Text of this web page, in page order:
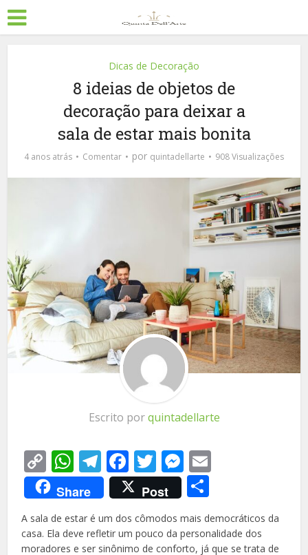
Dicas de Decoração
8 ideias de objetos de
decoração para deixar a
sala de estar mais bonita
4 anos atrás Comentar por quintadellarte 908 Visualizações
Escrito porquintadellarte
Copy
Link
WhatsApp
Telegram
Facebook
TwitterMessenger
Share Post
A sala de estar é um dos cômodos mais democráticos da
casa. Ela deve refletir um pouco da personalidade dos
moradores e ser sinônimo de conforto, já que se trata de